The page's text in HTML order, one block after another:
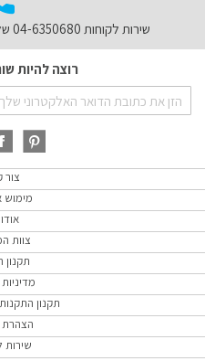
שירות לקוחות 04-6350680 שלוחה 112, א'-ה', 16:00-08:00
רוצה להיות
Sign
Up
Newsletter:
מימוש
צוות
תקנון
שירות